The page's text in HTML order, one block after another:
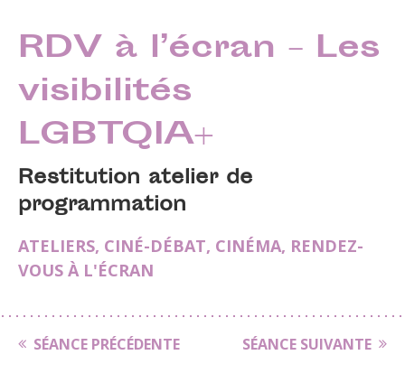
RDV à l’écran – Les
visibilités
LGBTQIA+
Restitution atelier de
programmation
ATELIERS, CINÉ-DÉBAT, CINÉMA, RENDEZ-
VOUS À L'ÉCRAN
SÉANCE PRÉCÉDENTE SÉANCE SUIVANTE